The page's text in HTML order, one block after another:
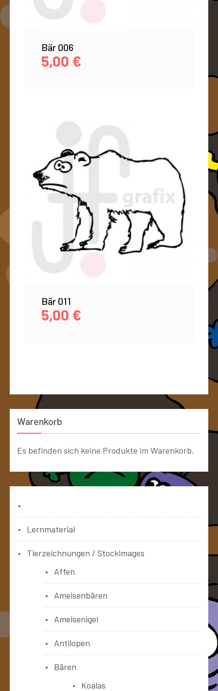
Bär 006
5,00 €
Bär 011
5,00 €
Warenkorb
Es befinden sich keine Produkte im Warenkorb.
Lernmaterial
Tierzeichnungen / Stockimages
Affen
Ameisenbären
Ameisenigel
Antilopen
Bären
Koalas